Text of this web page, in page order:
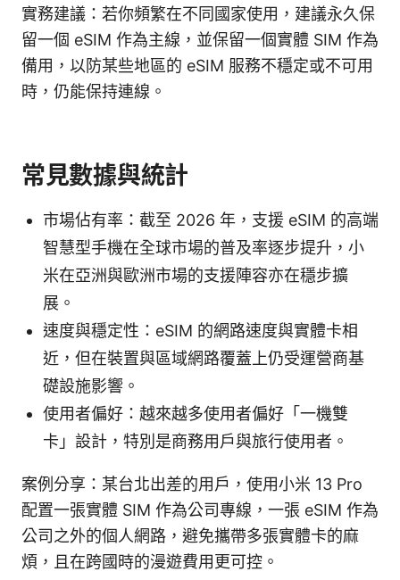
實務建議：若你頻繁在不同國家使用，建議永久保
留一個 eSIM 作為主線，並保留一個實體 SIM 作為
備用，以防某些地區的 eSIM 服務不穩定或不可用
時，仍能保持連線。
常見數據與統計
市場佔有率：截至 2026 年，支援 eSIM 的高端
智慧型手機在全球市場的普及率逐步提升，小
米在亞洲與歐洲市場的支援陣容亦在穩步擴
展。
速度與穩定性：eSIM 的網路速度與實體卡相
近，但在裝置與區域網路覆蓋上仍受運營商基
礎設施影響。
使用者偏好：越來越多使用者偏好「一機雙
卡」設計，特別是商務用戶與旅行使用者。
案例分享：某台北出差的用戶，使用小米 13 Pro
配置一張實體 SIM 作為公司專線，一張 eSIM 作為
公司之外的個人網路，避免攜帶多張實體卡的麻
煩，且在跨國時的漫遊費用更可控。